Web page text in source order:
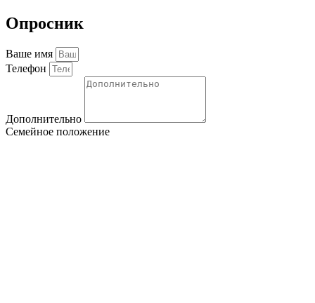
Опросник
Ваше имя
Телефон
Дополнительно
Семейное положение